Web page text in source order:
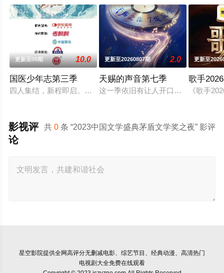
更新至09期 10.0
国医少年志第三季
四人集结，新程即启。和陈妍希、夏之光、高卿尘、李雅娟一
更新至20260807期 2.0
天赐的声音第七季
这一季依旧有让人开口就想跟唱的歌
更新至
歌手2026
《歌手
共0 条 “2023中国文学盛典茅盾文学奖之夜” 影评
影视评
论
星空影院提供全网高评分无删减电影、综艺节目、经典动漫、高清热门
电视剧大全免费在线观看